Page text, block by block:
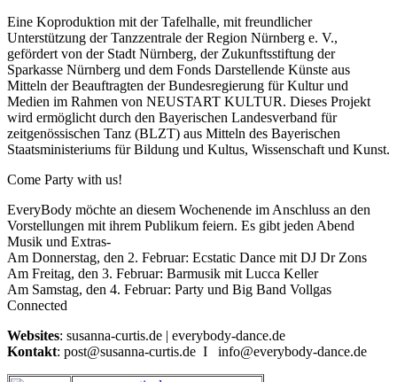
Eine Koproduktion mit der Tafelhalle, mit freundlicher
Unterstützung der Tanzzentrale der Region Nürnberg e. V.,
gefördert von der Stadt Nürnberg, der Zukunftsstiftung der
Sparkasse Nürnberg und dem Fonds Darstellende Künste aus
Mitteln der Beauftragten der Bundesregierung für Kultur und
Medien im Rahmen von NEUSTART KULTUR. Dieses Projekt
wird ermöglicht durch den Bayerischen Landesverband für
zeitgenössischen Tanz (BLZT) aus Mitteln des Bayerischen
Staatsministeriums für Bildung und Kultus, Wissenschaft und Kunst.
Come Party with us!
EveryBody möchte an diesem Wochenende im Anschluss an den
Vorstellungen mit ihrem Publikum feiern. Es gibt jeden Abend
Musik und Extras-
Am Donnerstag, den 2. Februar: Ecstatic Dance mit DJ Dr Zons
Am Freitag, den 3. Februar: Barmusik mit Lucca Keller
Am Samstag, den 4. Februar: Party und Big Band Vollgas
Connected
Websites: susanna-curtis.de | everybody-dance.de
Kontakt: post@susanna-curtis.de I info@everybody-dance.de